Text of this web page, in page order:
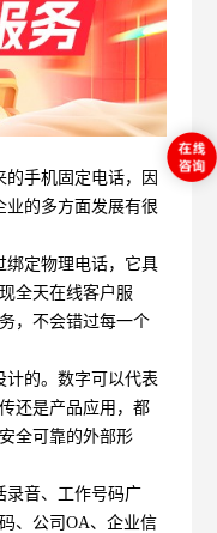
的手机固定电话，因
业的多方面发展有很
绑定物理电话，它具
全天在线客户服
，不会错过每一个
计的。数字可以代表
还是产品应用，都
全可靠的外部形
录音、工作号码广
、公司OA、企业信